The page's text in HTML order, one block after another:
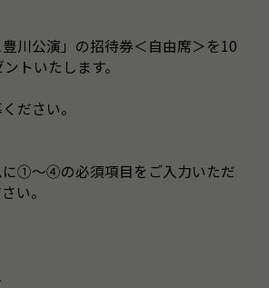
豊川公演」の招待券＜自由席＞を10
トいたします。
ださい。
に①～④の必須項目をご入力いただ
い。